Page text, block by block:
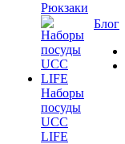
Рюкзаки
Наборы
посуды
UCC
LIFE
Блог